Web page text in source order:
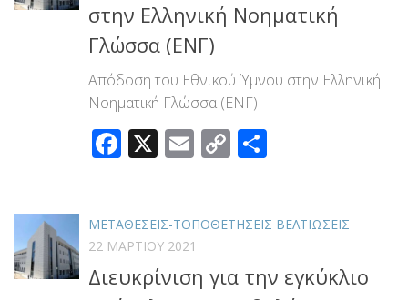
στην Ελληνική Νοηματική
Γλώσσα (ΕΝΓ)
Απόδοση του Εθνικού Ύμνου στην Ελληνική
Νοηματική Γλώσσα (ΕΝΓ)
Facebook
X Email
Copy
ΜΕΤΑΘΕΣΕΙΣ-ΤΟΠΟΘΕΤΗΣΕΙΣ ΒΕΛΤΙΩΣΕΙΣ
22 ΜΑΡΤΊΟΥ 2021
Διευκρίνιση για την εγκύκλιο